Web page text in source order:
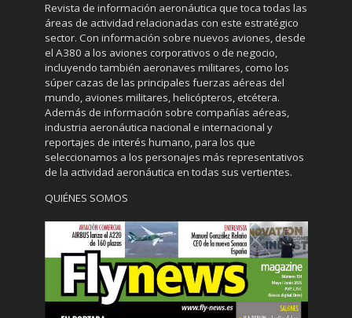
Revista de información aeronáutica que toca todas las
áreas de actividad relacionadas con este estratégico
sector. Con información sobre nuevos aviones, desde
el A380 a los aviones corporativos o de negocio,
incluyendo también aeronaves militares, como los
súper cazas de las principales fuerzas aéreas del
mundo, aviones militares, helicópteros, etcétera.
Además de información sobre compañías aéreas,
industria aeronáutica nacional e internacional y
reportajes de interés humano, para los que
seleccionamos a los personajes más representativos
de la actividad aeronáutica en todas sus vertientes.
QUIÉNES SOMOS